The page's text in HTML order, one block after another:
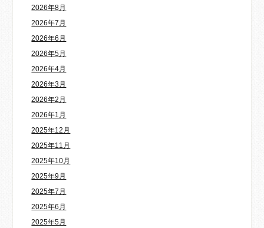
2026年8月
2026年7月
2026年6月
2026年5月
2026年4月
2026年3月
2026年2月
2026年1月
2025年12月
2025年11月
2025年10月
2025年9月
2025年7月
2025年6月
2025年5月